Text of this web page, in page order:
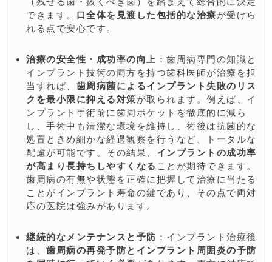
できます。 口全体を見渡した包括的な治療が受けら
れる点で安心です。
治療の安全性・成功率の向上 ：歯周病専門の知識と
インプラント技術の両方を持つ歯科医師が治療を担
当すれば、 歯周病菌によるインプラント失敗のリス
クを最小限に抑える対策が取られます。例えば、イ
ンプラント手術前に歯周ポケットを徹底的に減ら
し、手術中も清潔な環境を維持し、術後は抗菌的な
処置ときめ細かな経過観察を行うなど、トータルな
配慮が可能です。その結果、 インプラントの成功率
が高まり長持ちしやすくなる ことが期待できます。
歯周病の有無や状態を正確に把握して治療に当たる
ことがインプラント寿命の鍵であり、その点で両対
応の医院は強みがあります。
継続的なメンテナンスと予防 ：インプラント治療後
は、 歯周病の再発予防とインプラント周囲炎の予防